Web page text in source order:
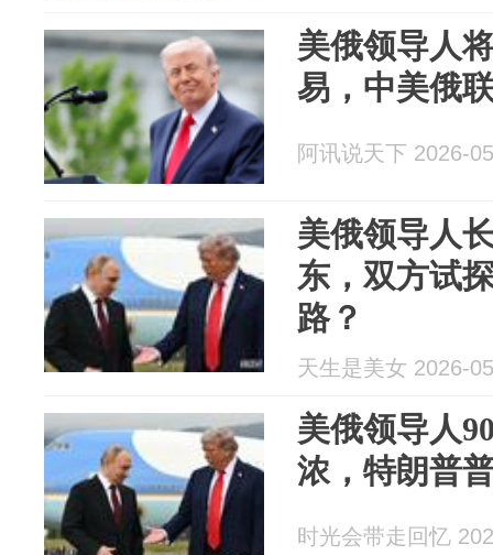
美俄领导人
易，中美俄
阿讯说天下 2026-
美俄领导人
东，双方试
路？
天生是美女 2026-
美俄领导人
浓，特朗普
时光会带走回忆